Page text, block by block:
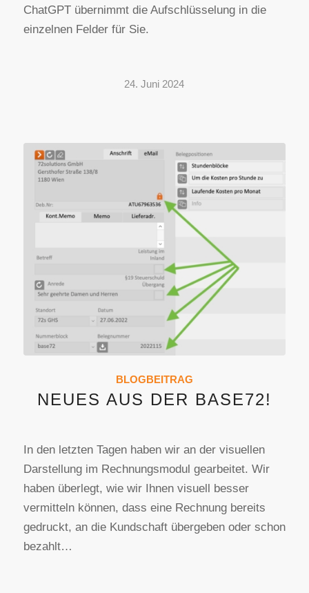
ChatGPT übernimmt die Aufschlüsselung in die
einzelnen Felder für Sie.
24. Juni 2024
BLOGBEITRAG
NEUES AUS DER BASE72!
In den letzten Tagen haben wir an der visuellen
Darstellung im Rechnungsmodul gearbeitet. Wir
haben überlegt, wie wir Ihnen visuell besser
vermitteln können, dass eine Rechnung bereits
gedruckt, an die Kundschaft übergeben oder schon
bezahlt…